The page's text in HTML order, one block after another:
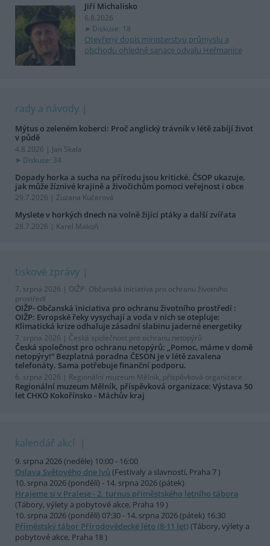
Jiří Michalisko
6.8.2026
Diskuse: 18
Otevřený dopis ministerstvu průmyslu a
obchodu ohledně sanace odvalu Heřmanice
rady a návody
Mýtus o zeleném koberci: Proč anglický trávník v létě zabíjí život
v půdě
4.8.2026 | Jan Skala
Diskuse: 34
Dopady horka a sucha na přírodu jsou kritické. ČSOP ukazuje,
jak může žíznivé krajině a živočichům pomoci veřejnost i obce
29.7.2026 | Zuzana Kučerová
Myslete v horkých dnech na volně žijící ptáky a další zvířata
28.7.2026 | Karel Makoň
tiskové zprávy
7. srpna 2026 | OIŽP- Občanská iniciativa pro ochranu životního
prostředí
OIŽP- Občanská iniciativa pro ochranu životního prostředí :
OIŽP: Evropské řeky vysychají a voda v nich se otepluje:
Klimatická krize odhaluje zásadní slabinu jaderné energetiky
7. srpna 2026 | Česká společnost pro ochranu netopýrů
Česká společnost pro ochranu netopýrů: „Pomoc, máme v domě
netopýry!“ Bezplatná poradna ČESON je v létě zavalena
telefonáty. Sama potřebuje finanční podporu.
6. srpna 2026 | Regionální muzeum Mělník, příspěvková organizace
Regionální muzeum Mělník, příspěvková organizace: Výstava 50
let CHKO Kokořínsko - Máchův kraj
kalendář akcí
9. srpna 2026 (neděle) 10:00 - 16:00
Oslava Světového dne lvů (Festivaly a slavnosti, Praha 7 )
10. srpna 2026 (pondělí) - 14. srpna 2026 (pátek)
Hrajeme si v Pralese - 2. turnus příměstského letního tábora
(Tábory, výlety a pobytové akce, Praha 19 )
10. srpna 2026 (pondělí) 07:30 - 14. srpna 2026 (pátek) 16:30
Příměstský tábor Přírodovědecké léto (8-11 let)(Tábory, výlety a
pobytové akce, Praha 18 )